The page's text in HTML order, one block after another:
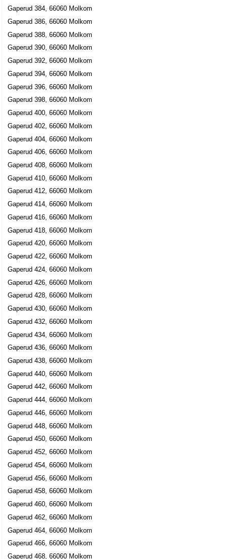
Gaperud 384, 66060 Molkom
Gaperud 386, 66060 Molkom
Gaperud 388, 66060 Molkom
Gaperud 390, 66060 Molkom
Gaperud 392, 66060 Molkom
Gaperud 394, 66060 Molkom
Gaperud 396, 66060 Molkom
Gaperud 398, 66060 Molkom
Gaperud 400, 66060 Molkom
Gaperud 402, 66060 Molkom
Gaperud 404, 66060 Molkom
Gaperud 406, 66060 Molkom
Gaperud 408, 66060 Molkom
Gaperud 410, 66060 Molkom
Gaperud 412, 66060 Molkom
Gaperud 414, 66060 Molkom
Gaperud 416, 66060 Molkom
Gaperud 418, 66060 Molkom
Gaperud 420, 66060 Molkom
Gaperud 422, 66060 Molkom
Gaperud 424, 66060 Molkom
Gaperud 426, 66060 Molkom
Gaperud 428, 66060 Molkom
Gaperud 430, 66060 Molkom
Gaperud 432, 66060 Molkom
Gaperud 434, 66060 Molkom
Gaperud 436, 66060 Molkom
Gaperud 438, 66060 Molkom
Gaperud 440, 66060 Molkom
Gaperud 442, 66060 Molkom
Gaperud 444, 66060 Molkom
Gaperud 446, 66060 Molkom
Gaperud 448, 66060 Molkom
Gaperud 450, 66060 Molkom
Gaperud 452, 66060 Molkom
Gaperud 454, 66060 Molkom
Gaperud 456, 66060 Molkom
Gaperud 458, 66060 Molkom
Gaperud 460, 66060 Molkom
Gaperud 462, 66060 Molkom
Gaperud 464, 66060 Molkom
Gaperud 466, 66060 Molkom
Gaperud 468, 66060 Molkom